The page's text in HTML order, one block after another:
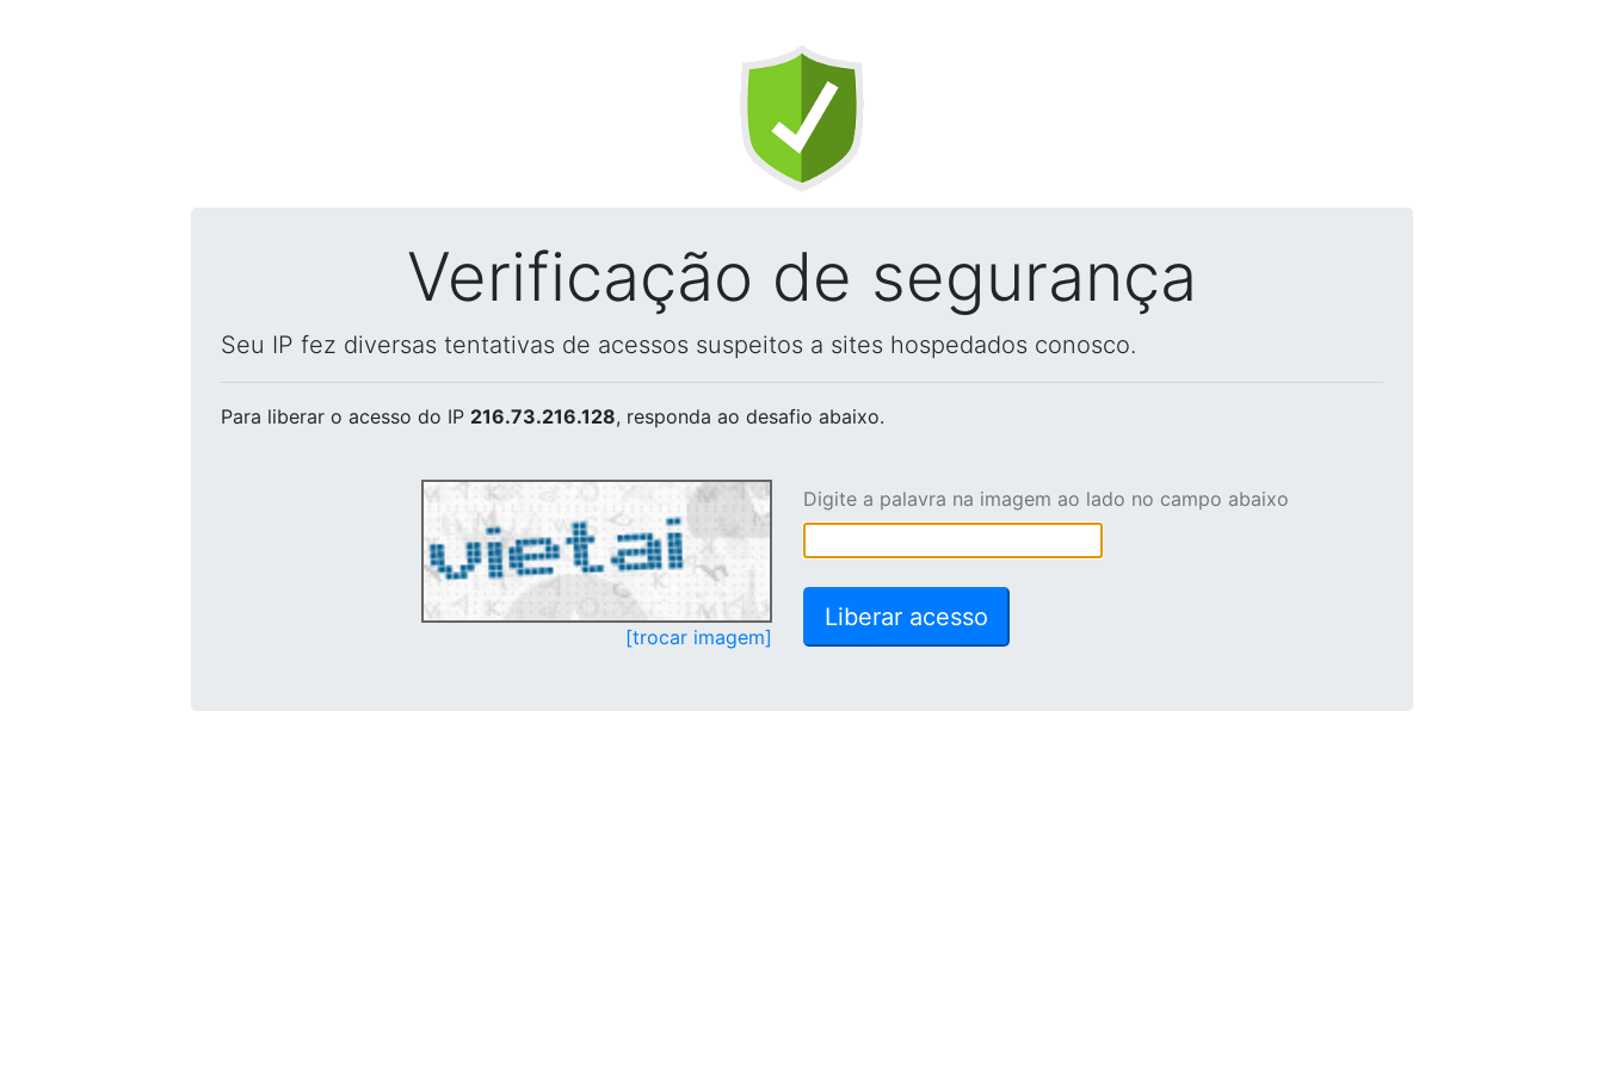
Verificação de segurança
Seu IP fez diversas tentativas de acessos suspeitos a sites hospedados conosco.
Para liberar o acesso do IP 216.73.216.128, responda ao desafio abaixo.
[trocar imagem]
Digite a palavra na imagem ao lado no campo abaixo